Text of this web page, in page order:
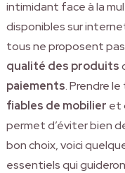
intimidant face à la
disponibles sur
tous ne proposent
qualité des produits
paiements. Prendre
fiables de mobilier et
permet d’éviter bien
bon choix, voici
essentiels qui